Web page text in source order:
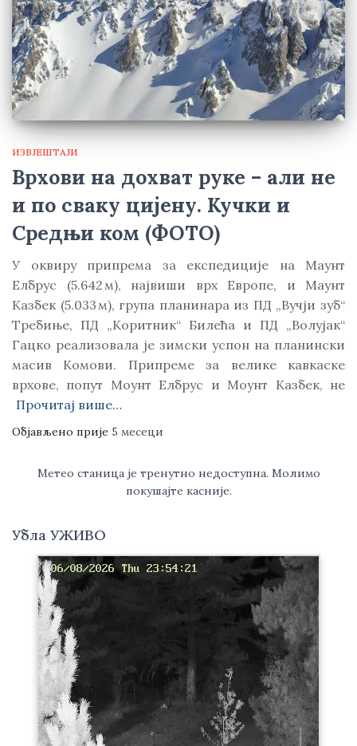
ИЗВЈЕШТАЈИ
Врхови на дохват руке – али не
и по сваку цијену. Кучки и
Средњи ком (ФОТО)
У оквиру припрема за експедиције на Маунт
Елбрус (5.642 м), највиши врх Европе, и Маунт
Kазбек (5.033 м), група планинара из ПД „Вучји зуб“
Требиње, ПД „Kоритник“ Билећа и ПД „Волујак“
Гацко реализовала је зимски успон на планински
масив Kомови. Припреме за велике кавкаске
врхове, попут Моунт Елбрус и Моунт Kазбек, не
Прочитај више…
Објављено прије 5 месеци
Метео станица је тренутно недоступна. Молимо
покушајте касније.
Убла УЖИВО